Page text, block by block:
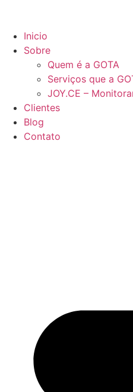
Inicio
Sobre
Quem é a GOTA
Serviços que a
JOY.CE –
Clientes
Blog
Contato